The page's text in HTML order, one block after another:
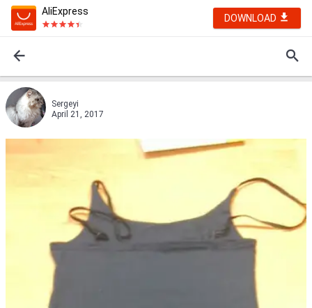
AliExpress
DOWNLOAD
Sergeyi
April 21, 2017